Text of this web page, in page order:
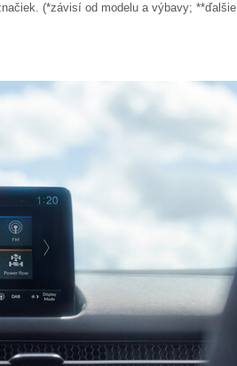
(*závisí od modelu a výbavy; **ďalšie